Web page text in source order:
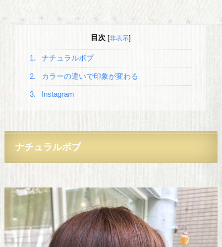
目次 [非表示]
1. ナチュラルボブ
2. カラーの違いで印象が変わる
3. Instagram
ナチュラルボブ